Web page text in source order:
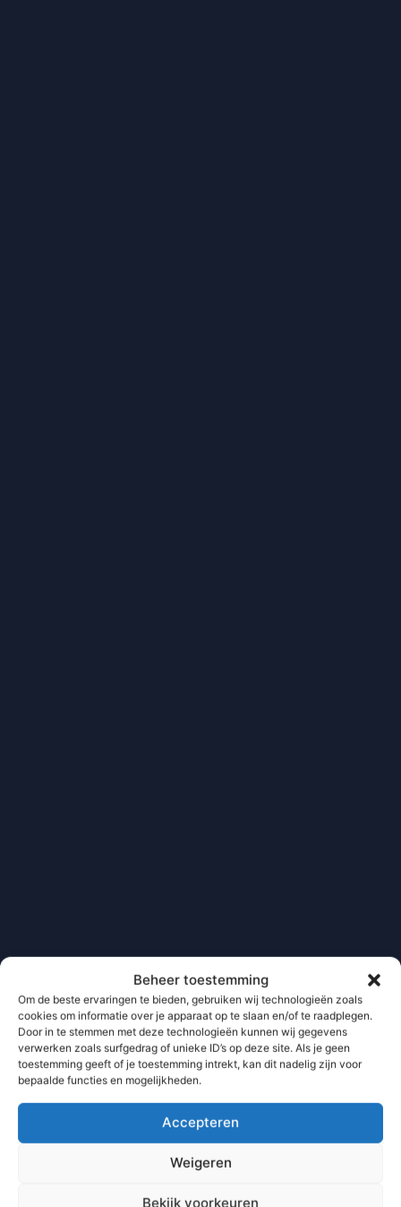
Beheer toestemming
Om de beste ervaringen te bieden, gebruiken wij technologieën zoals
cookies om informatie over je apparaat op te slaan en/of te raadplegen.
Door in te stemmen met deze technologieën kunnen wij gegevens
verwerken zoals surfgedrag of unieke ID’s op deze site. Als je geen
toestemming geeft of je toestemming intrekt, kan dit nadelig zijn voor
bepaalde functies en mogelijkheden.
Accepteren
Weigeren
Bekijk voorkeuren